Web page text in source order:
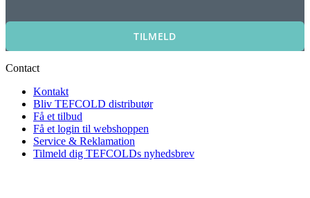
TILMELD
Contact
Kontakt
Bliv TEFCOLD distributør
Få et tilbud
Få et login til webshoppen
Service & Reklamation
Tilmeld dig TEFCOLDs nyhedsbrev